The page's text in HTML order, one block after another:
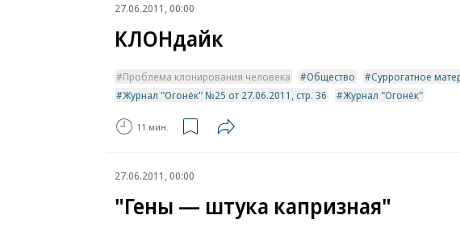
27.06.2011, 00:00
КЛОНдайк
Проблема клонирования человека Общество Суррогатное
Журнал "Огонёк" №25 от 27.06.2011, стр. 36
Журнал "Огонёк"
11 мин.
27.06.2011, 00:00
"Гены — штука капризная"